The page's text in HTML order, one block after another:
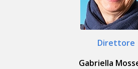
Direttore
Gabriella